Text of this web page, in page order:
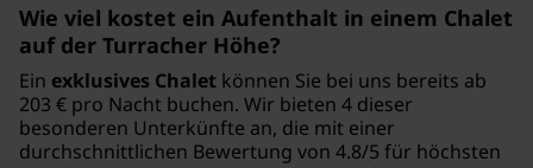
Wie viel kostet ein Aufenthalt in einem Chalet
auf der Turracher Höhe?
Ein exklusives Chalet können Sie bei uns bereits ab
203 € pro Nacht buchen. Wir bieten 4 dieser
besonderen Unterkünfte an, die mit einer
durchschnittlichen Bewertung von 4.8/5 für höchsten